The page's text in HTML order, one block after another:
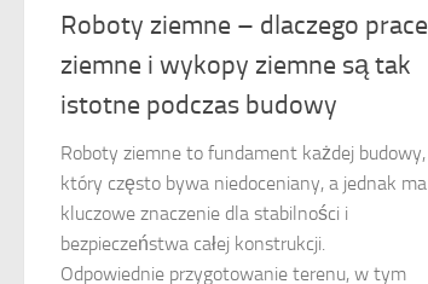
Roboty ziemne – dlaczego prace
ziemne i wykopy ziemne są tak
istotne podczas budowy
Roboty ziemne to fundament każdej budowy,
który często bywa niedoceniany, a jednak ma
kluczowe znaczenie dla stabilności i
bezpieczeństwa całej konstrukcji.
Odpowiednie przygotowanie terenu, w tym